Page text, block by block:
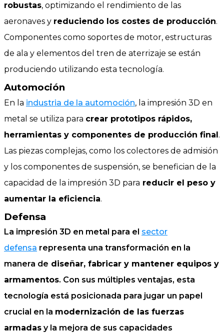
robustas, optimizando el rendimiento de las
aeronaves y reduciendo los costes de producción.
Componentes como soportes de motor, estructuras
de ala y elementos del tren de aterrizaje se están
produciendo utilizando esta tecnología.
Automoción
En la industria de la automoción, la impresión 3D en
metal se utiliza para crear prototipos rápidos,
herramientas y componentes de producción final.
Las piezas complejas, como los colectores de admisión
y los componentes de suspensión, se benefician de la
capacidad de la impresión 3D para reducir el peso y
aumentar la eficiencia.
Defensa
La impresión 3D en metal para el sector
defensa representa una transformación en la
manera de diseñar, fabricar y mantener equipos y
armamentos. Con sus múltiples ventajas, esta
tecnología está posicionada para jugar un papel
crucial en la modernización de las fuerzas
armadas y la mejora de sus capacidades